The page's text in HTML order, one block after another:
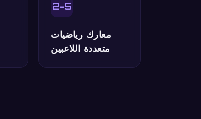
2-5
معارك رياضيات
متعددة اللاعبين